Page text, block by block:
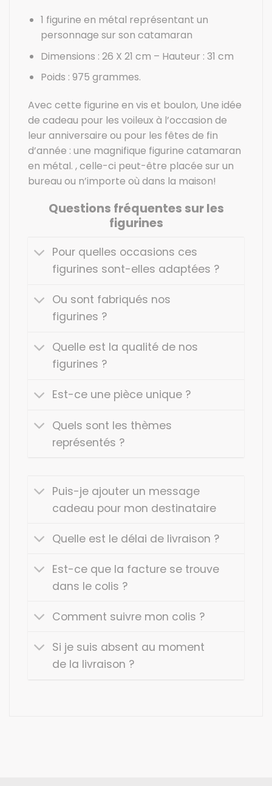
1 figurine en métal représentant un
personnage sur son catamaran
Dimensions : 26 X 21 cm – Hauteur : 31 cm
Poids : 975 grammes.
Avec cette figurine en vis et boulon, Une idée
de cadeau pour les voileux à l’occasion de
leur anniversaire ou pour les fêtes de fin
d’année : une magnifique figurine catamaran
en métal. , celle-ci peut-être placée sur un
bureau ou n’importe où dans la maison!
Questions fréquentes sur les
figurines
Pour quelles occasions ces
figurines sont-elles adaptées ?
Ou sont fabriqués nos
figurines ?
Quelle est la qualité de nos
figurines ?
Est-ce une pièce unique ?
Quels sont les thèmes
représentés ?
Puis-je ajouter un message
cadeau pour mon destinataire
Quelle est le délai de livraison ?
Est-ce que la facture se trouve
dans le colis ?
Comment suivre mon colis ?
Si je suis absent au moment
de la livraison ?